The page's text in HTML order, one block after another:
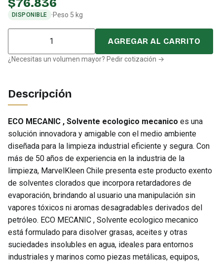
$76.836
DISPONIBLE ·Peso 5 kg
Cantidad
AGREGAR AL CARRITO
¿Necesitas un volumen mayor? Pedir cotización →
Descripción
ECO MECANIC , Solvente ecologico mecanico es una
solución innovadora y amigable con el medio ambiente
diseñada para la limpieza industrial eficiente y segura. Con
más de 50 años de experiencia en la industria de la
limpieza, MarvelKleen Chile presenta este producto exento
de solventes clorados que incorpora retardadores de
evaporación, brindando al usuario una manipulación sin
vapores tóxicos ni aromas desagradables derivados del
petróleo. ECO MECANIC , Solvente ecologico mecanico
está formulado para disolver grasas, aceites y otras
suciedades insolubles en agua, ideales para entornos
industriales y marinos como piezas metálicas, equipos,